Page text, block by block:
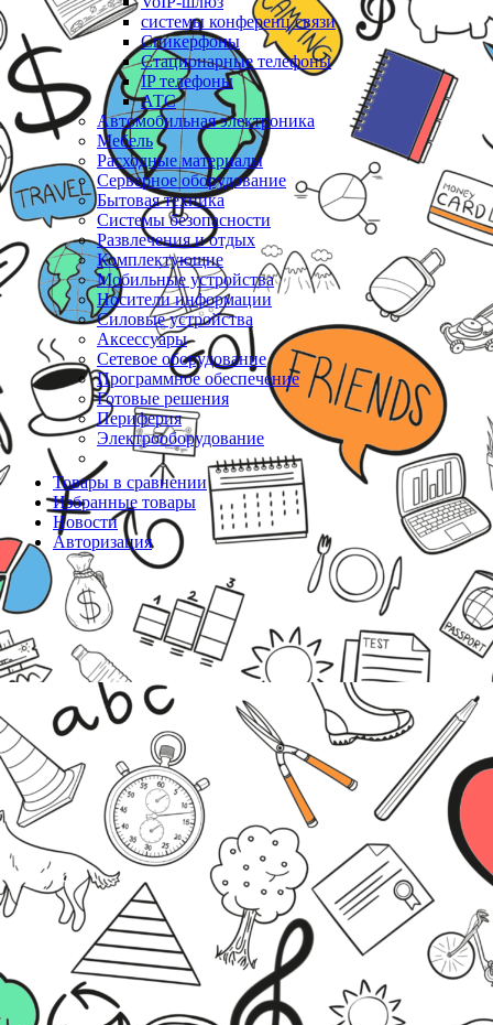
системы конференц связи
Спикерфоны
Стационарные телефоны
IP телефоны
АТС
Автомобильная электроника
Мебель
Расходные материалы
Серверное оборудование
Бытовая техника
Системы безопасности
Развлечения и отдых
Комплектующие
Мобильные устройства
Носители информации
Силовые устройства
Аксессуары
Сетевое оборудование
Программное обеспечение
Готовые решения
Периферия
Электрооборудование
Товары в сравнении
Избранные товары
Новости
Авторизация